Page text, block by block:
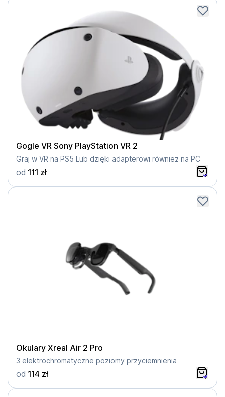
Gogle VR Sony PlayStation VR 2
Graj w VR na PS5 Lub dzięki adapterowi również na PC
od 111 zł
Okulary Xreal Air 2 Pro
3 elektrochromatyczne poziomy przyciemnienia
od 114 zł